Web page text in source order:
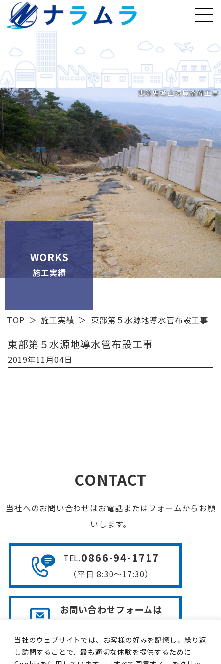
当社のウェブサイトでは、お客様の好みを記憶し、繰り返
し訪問することで、最も適切な体験を提供するために
史跡鬼城山環境整備工事
WORKS
施工実績
TOP 施工実績 東部第５水源地導水管布設工事
東部第５水源地導水管布設工事
2019年11月04日
CONTACT
当社へのお問い合わせはお電話またはフォームからお願
いします。
TEL.0866-94-1717
（平日 8:30〜17:30）
お問い合わせフォームは